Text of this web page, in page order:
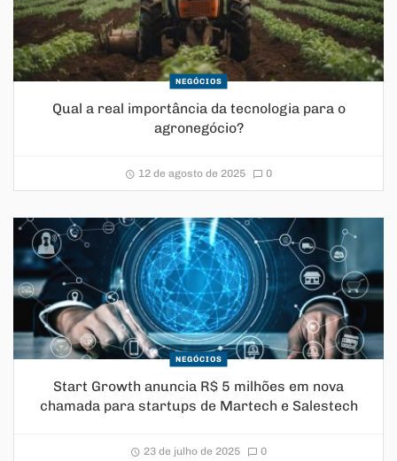
NEGÓCIOS
Qual a real importância da tecnologia para o
agronegócio?
12 de agosto de 2025 0
NEGÓCIOS
Start Growth anuncia R$ 5 milhões em nova
chamada para startups de Martech e Salestech
23 de julho de 2025 0